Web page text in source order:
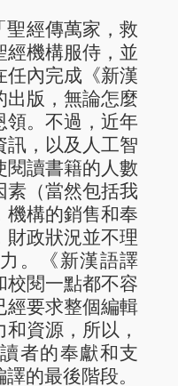
經傳萬家，救
機構服侍，並
內完成《新漢
版，無論怎麼
。不過，近年
，以及人工智
讀書籍的人數
（當然包括我
構的銷售和奉
政狀況並不理
。《新漢語譯
閱一點都不容
要求整個編輯
資源，所以，
者的奉獻和支
的最後階段。